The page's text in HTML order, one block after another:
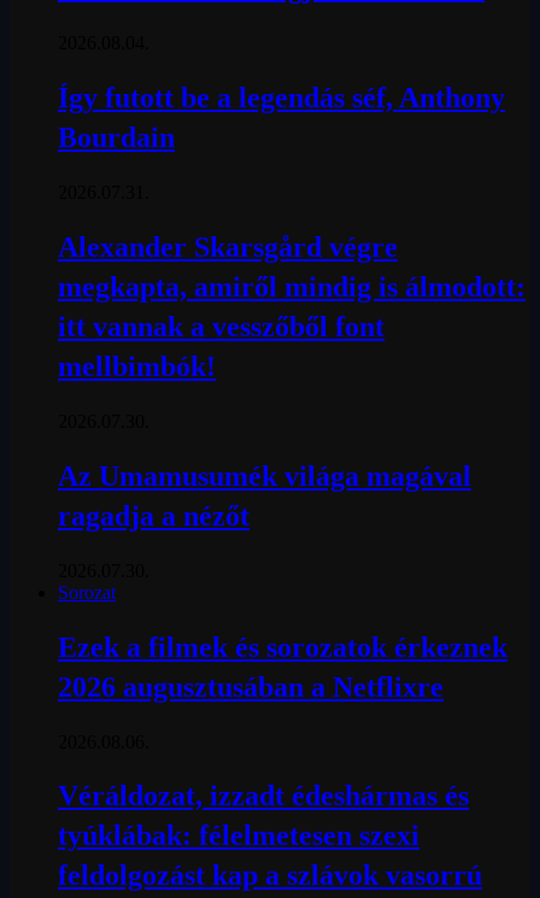
Így futott be a legendás séf, Anthony
Bourdain
Alexander Skarsgård végre
megkapta, amiről mindig is álmodott:
itt vannak a vesszőből font
mellbimbók!
Az Umamusumék világa magával
ragadja a nézőt
Sorozat
Ezek a filmek és sorozatok érkeznek
2026 augusztusában a Netflixre
Véráldozat, izzadt édeshármas és
tyúklábak: félelmetesen szexi
feldolgozást kap a szlávok vasorrú